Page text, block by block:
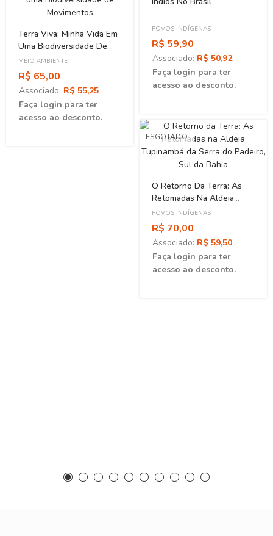
Terra Viva: Minha Vida Em
Uma Biodiversidade De
Movimentos
MEIO AMBIENTE
R$ 65,00
Associado: R$ 55,25
Faça login para ter
acesso ao desconto.
POVOS INDÍGENAS
R$ 59,90
Associado: R$ 50,92
Faça login para ter
acesso ao desconto.
ESGOTADO
O Retorno Da Terra: As
Retomadas Na Aldeia
Tupinambá Da Serra Do
Padeiro, Sul Da Bahia
POVOS INDÍGENAS
R$ 70,00
Associado: R$ 59,50
Faça login para ter
acesso ao desconto.